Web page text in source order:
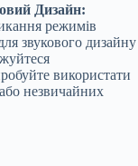
Дизайн:
режимів
звукового дизайну
використати
незвичайних